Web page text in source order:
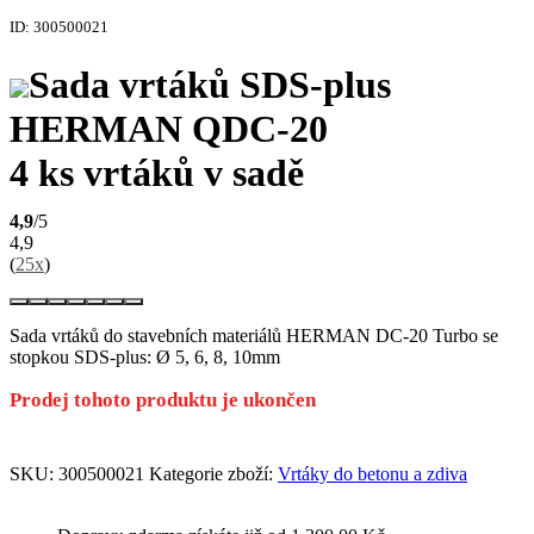
ID: 300500021
Sada vrtáků SDS-plus
HERMAN QDC-20
4 ks vrtáků v sadě
4,9/5
4,9
(25x)
Sada vrtáků do stavebních materiálů HERMAN DC-20 Turbo se
stopkou SDS-plus: Ø 5, 6, 8, 10mm
Prodej tohoto produktu je ukončen
SKU: 300500021 Kategorie zboží: Vrtáky do betonu a zdiva